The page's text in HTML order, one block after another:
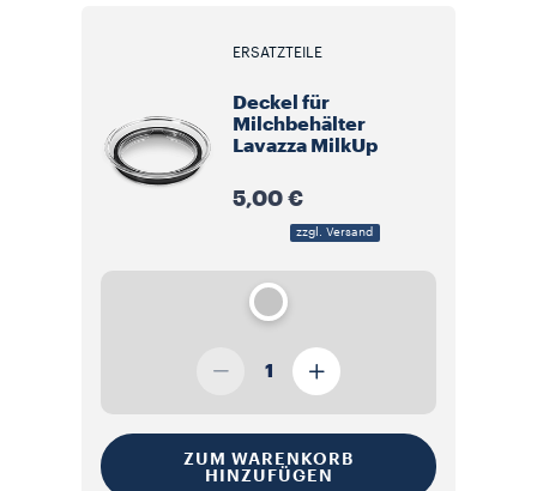
ERSATZTEILE
Deckel für
Milchbehälter
Lavazza MilkUp
5,00 €
zzgl. Versand
1
ZUM WARENKORB
HINZUFÜGEN